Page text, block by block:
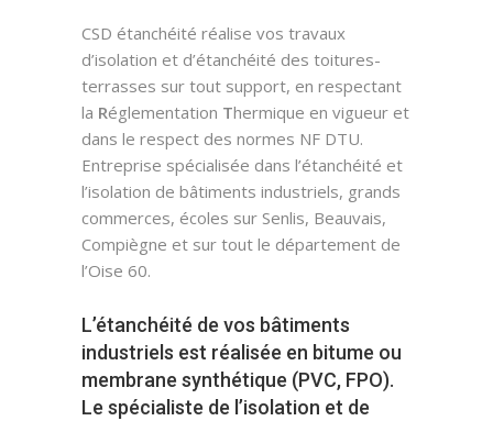
CSD étanchéité réalise vos travaux
d’isolation et d’étanchéité des toitures-
terrasses sur tout support, en respectant
la Réglementation Thermique en vigueur et
dans le respect des normes NF DTU.
Entreprise spécialisée dans l’étanchéité et
l’isolation de bâtiments industriels, grands
commerces, écoles sur Senlis, Beauvais,
Compiègne et sur tout le département de
l’Oise 60.
L’étanchéité de vos bâtiments
industriels est réalisée en bitume ou
membrane synthétique (PVC, FPO).
Le spécialiste de l’isolation et de